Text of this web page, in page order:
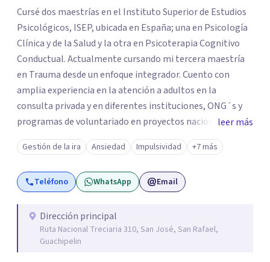
Cursé dos maestrías en el Instituto Superior de Estudios
Psicológicos, ISEP, ubicada en España; una en Psicología
Clínica y de la Salud y la otra en Psicoterapia Cognitivo
Conductual. Actualmente cursando mi tercera maestría
en Trauma desde un enfoque integrador. Cuento con
amplia experiencia en la atención a adultos en la
consulta privada y en diferentes instituciones, ONG´s y
programas de voluntariado en proyectos nacionales e
internacionales; así como en capacitaciones y talleres en
diferentes empresas y asociaciones relacionadas al área
de la salud mental. Me apasiona capacitarme
constantemente y actualizarme en el campo de la
y específicamente bajo el modelo de Terapia Racional
Emotivo Conductual TREC, en donde los pensamientos
influyen directamente sobre las emociones y por ende, en
leer más
Gestión de la ira Ansiedad Impulsividad +7 más
Teléfono WhatsApp Email
Dirección principal
Ruta Nacional Treciaria 310, San José, San Rafael,
Guachipelin